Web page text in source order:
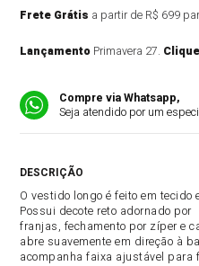
Frete Grátis a partir de R$ 699
Lançamento Primavera 27.
Compre via Whatsapp,
Seja atendido por um
O vestido longo é feito em
Possui decote reto adornado por
franjas, fechamento por zíper e
abre suavemente em direção à
acompanha faixa ajustável para